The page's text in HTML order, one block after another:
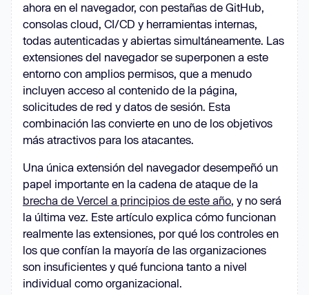
ahora en el navegador, con pestañas de GitHub,
consolas cloud, CI/CD y herramientas internas,
todas autenticadas y abiertas simultáneamente. Las
extensiones del navegador se superponen a este
entorno con amplios permisos, que a menudo
incluyen acceso al contenido de la página,
solicitudes de red y datos de sesión. Esta
combinación las convierte en uno de los objetivos
más atractivos para los atacantes.
Una única extensión del navegador desempeñó un
papel importante en la cadena de ataque de la
brecha de Vercel a principios de este año, y no será
la última vez. Este artículo explica cómo funcionan
realmente las extensiones, por qué los controles en
los que confían la mayoría de las organizaciones
son insuficientes y qué funciona tanto a nivel
individual como organizacional.